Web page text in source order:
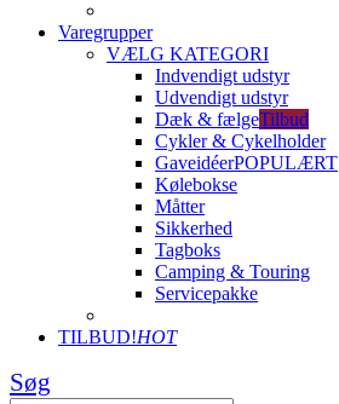
Varegrupper
VÆLG KATEGORI
Indvendigt udstyr
Udvendigt udstyr
Dæk & fælgeTilbud
Cykler & Cykelholder
GaveidéerPOPULÆRT
Kølebokse
Måtter
Sikkerhed
Tagboks
Camping & Touring
Servicepakke
TILBUD!HOT
Søg